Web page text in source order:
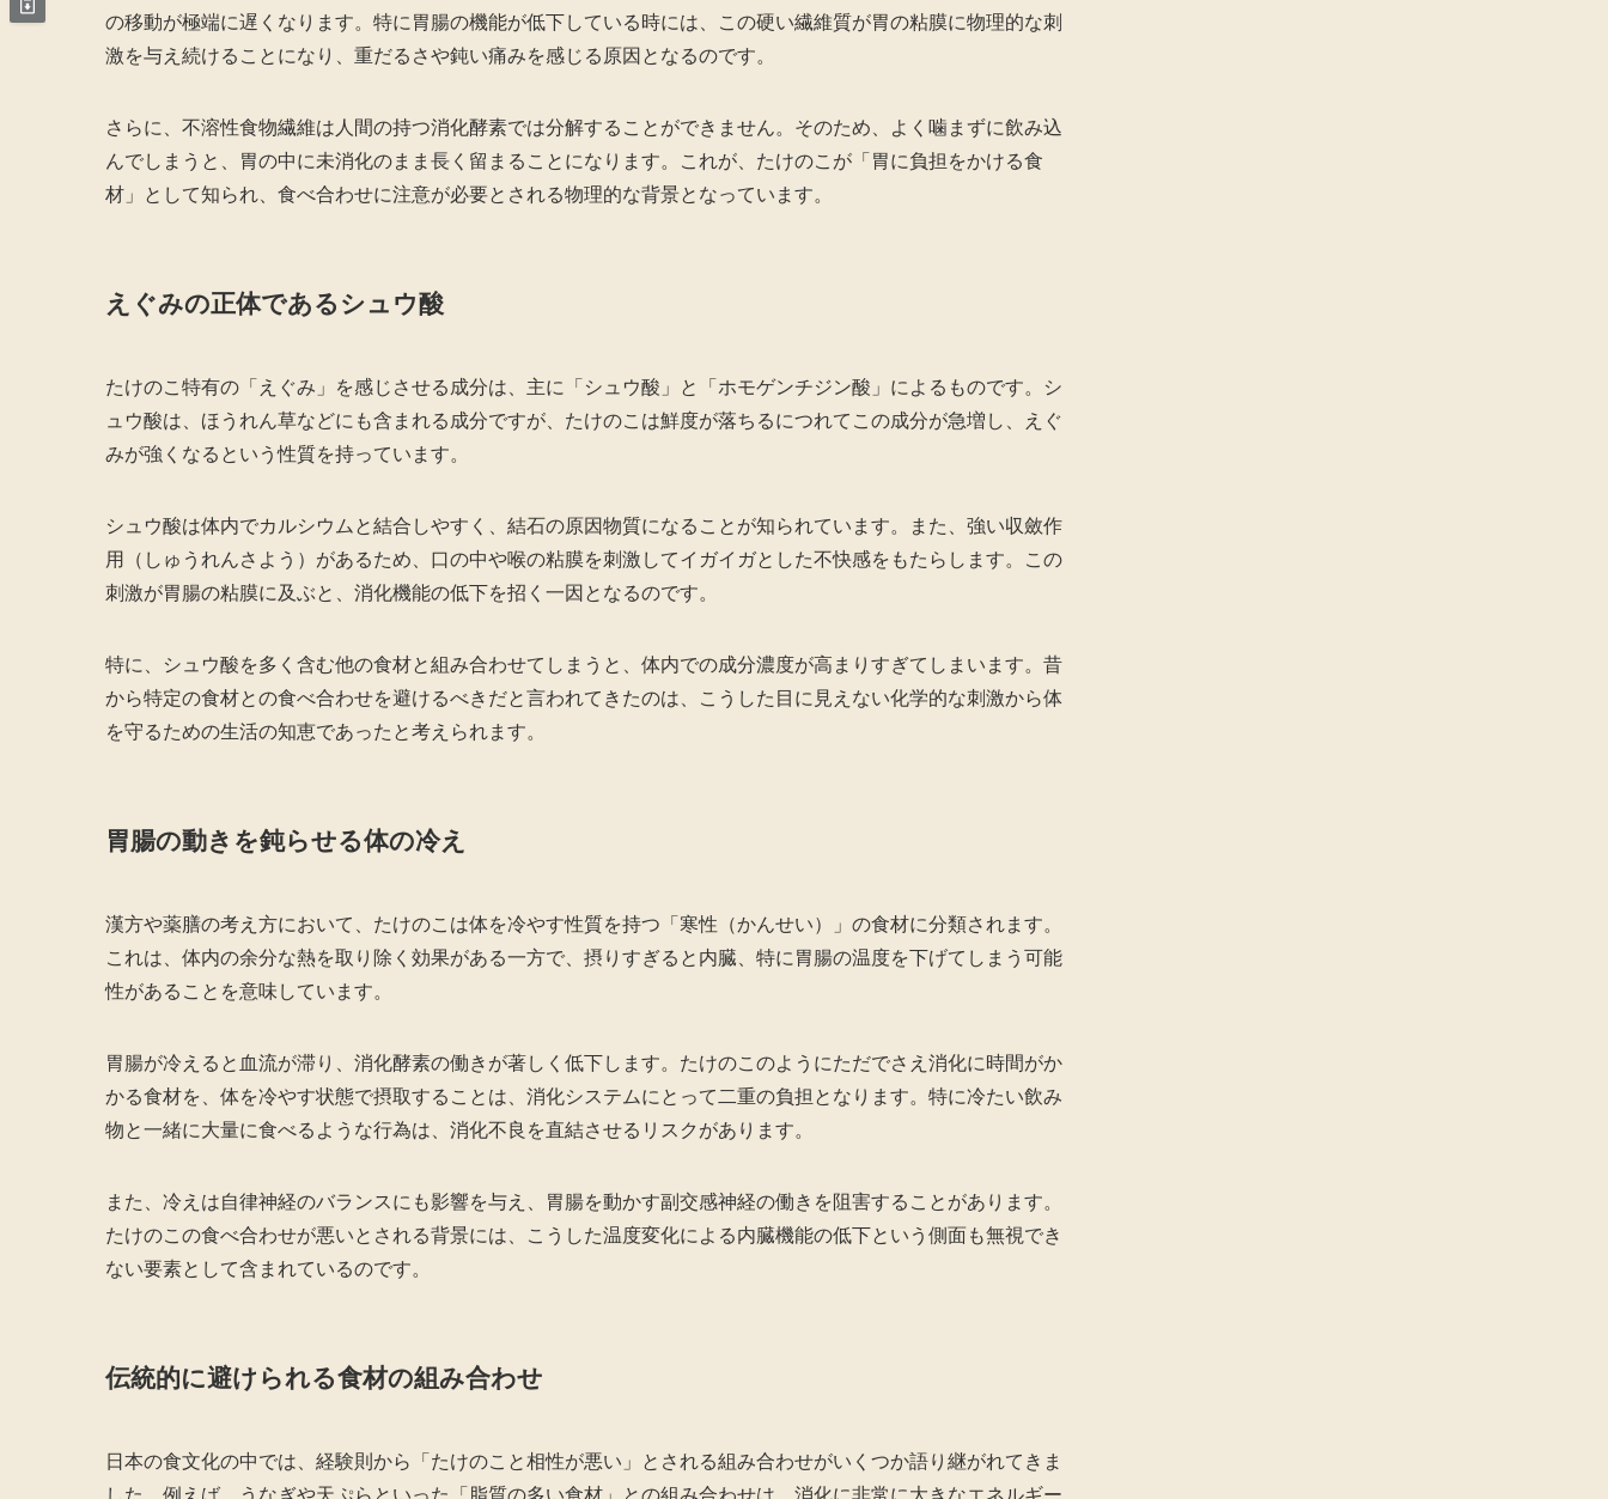
の移動が極端に遅くなります。特に胃腸の機能が低下している時には、この硬い繊維質が胃の粘膜に物理的な刺
激を与え続けることになり、重だるさや鈍い痛みを感じる原因となるのです。
さらに、不溶性食物繊維は人間の持つ消化酵素では分解することができません。そのため、よく噛まずに飲み込
んでしまうと、胃の中に未消化のまま長く留まることになります。これが、たけのこが「胃に負担をかける食
材」として知られ、食べ合わせに注意が必要とされる物理的な背景となっています。
えぐみの正体であるシュウ酸
たけのこ特有の「えぐみ」を感じさせる成分は、主に「シュウ酸」と「ホモゲンチジン酸」によるものです。シ
ュウ酸は、ほうれん草などにも含まれる成分ですが、たけのこは鮮度が落ちるにつれてこの成分が急増し、えぐ
みが強くなるという性質を持っています。
シュウ酸は体内でカルシウムと結合しやすく、結石の原因物質になることが知られています。また、強い収斂作
用（しゅうれんさよう）があるため、口の中や喉の粘膜を刺激してイガイガとした不快感をもたらします。この
刺激が胃腸の粘膜に及ぶと、消化機能の低下を招く一因となるのです。
特に、シュウ酸を多く含む他の食材と組み合わせてしまうと、体内での成分濃度が高まりすぎてしまいます。昔
から特定の食材との食べ合わせを避けるべきだと言われてきたのは、こうした目に見えない化学的な刺激から体
を守るための生活の知恵であったと考えられます。
胃腸の動きを鈍らせる体の冷え
漢方や薬膳の考え方において、たけのこは体を冷やす性質を持つ「寒性（かんせい）」の食材に分類されます。
これは、体内の余分な熱を取り除く効果がある一方で、摂りすぎると内臓、特に胃腸の温度を下げてしまう可能
性があることを意味しています。
胃腸が冷えると血流が滞り、消化酵素の働きが著しく低下します。たけのこのようにただでさえ消化に時間がか
かる食材を、体を冷やす状態で摂取することは、消化システムにとって二重の負担となります。特に冷たい飲み
物と一緒に大量に食べるような行為は、消化不良を直結させるリスクがあります。
また、冷えは自律神経のバランスにも影響を与え、胃腸を動かす副交感神経の働きを阻害することがあります。
たけのこの食べ合わせが悪いとされる背景には、こうした温度変化による内臓機能の低下という側面も無視でき
ない要素として含まれているのです。
伝統的に避けられる食材の組み合わせ
日本の食文化の中では、経験則から「たけのこと相性が悪い」とされる組み合わせがいくつか語り継がれてきま
した。例えば、うなぎや天ぷらといった「脂質の多い食材」との組み合わせは、消化に非常に大きなエネルギー